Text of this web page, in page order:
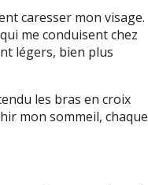
caresser mon visage.
me conduisent chez
légers, bien plus
les bras en croix
mon sommeil, chaque